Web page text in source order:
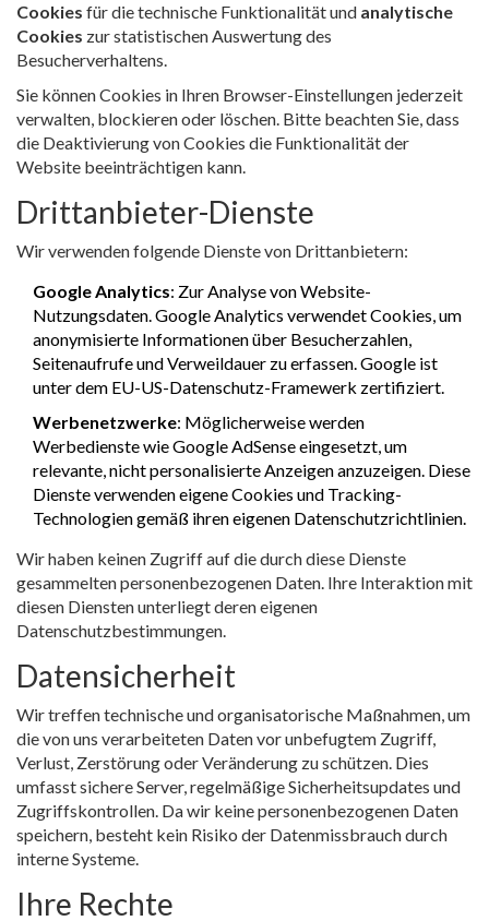
Cookies für die technische Funktionalität und analytische
Cookies zur statistischen Auswertung des
Besucherverhaltens.
Sie können Cookies in Ihren Browser-Einstellungen jederzeit
verwalten, blockieren oder löschen. Bitte beachten Sie, dass
die Deaktivierung von Cookies die Funktionalität der
Website beeinträchtigen kann.
Drittanbieter-Dienste
Wir verwenden folgende Dienste von Drittanbietern:
Google Analytics: Zur Analyse von Website-
Nutzungsdaten. Google Analytics verwendet Cookies, um
anonymisierte Informationen über Besucherzahlen,
Seitenaufrufe und Verweildauer zu erfassen. Google ist
unter dem EU-US-Datenschutz-Framewerk zertifiziert.
Werbenetzwerke: Möglicherweise werden
Werbedienste wie Google AdSense eingesetzt, um
relevante, nicht personalisierte Anzeigen anzuzeigen. Diese
Dienste verwenden eigene Cookies und Tracking-
Technologien gemäß ihren eigenen Datenschutzrichtlinien.
Wir haben keinen Zugriff auf die durch diese Dienste
gesammelten personenbezogenen Daten. Ihre Interaktion mit
diesen Diensten unterliegt deren eigenen
Datenschutzbestimmungen.
Datensicherheit
Wir treffen technische und organisatorische Maßnahmen, um
die von uns verarbeiteten Daten vor unbefugtem Zugriff,
Verlust, Zerstörung oder Veränderung zu schützen. Dies
umfasst sichere Server, regelmäßige Sicherheitsupdates und
Zugriffskontrollen. Da wir keine personenbezogenen Daten
speichern, besteht kein Risiko der Datenmissbrauch durch
interne Systeme.
Ihre Rechte